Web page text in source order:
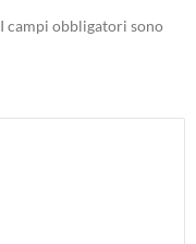
I campi obbligatori sono